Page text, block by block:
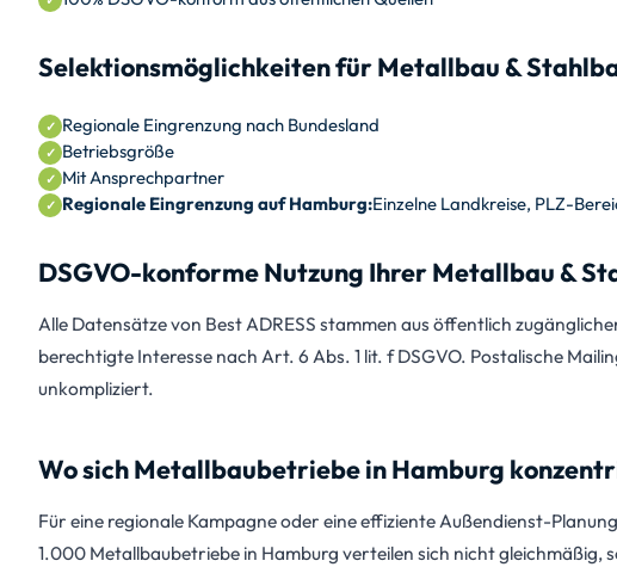
Selektionsmöglichkeiten für Metallbau &
Regionale Eingrenzung nach Bundesland
Betriebsgröße
Mit Ansprechpartner
Regionale Eingrenzung auf Hamburg:Einzelne Landkreise, PLZ-
DSGVO-konforme Nutzung Ihrer Metallbau &
Alle Datensätze von Best ADRESS stammen aus öffentlich
berechtigte Interesse nach Art. 6 Abs. 1 lit. f DSGVO. Postalische
unkompliziert.
Wo sich Metallbaubetriebe in Hamburg
Für eine regionale Kampagne oder eine effiziente Außendienst-
1.000 Metallbaubetriebe in Hamburg verteilen sich nicht